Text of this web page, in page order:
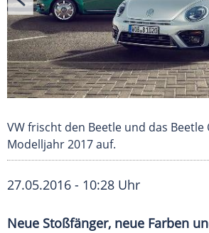
VW frischt den Beetle und das Beetle
Modelljahr 2017 auf.
27.05.2016 - 10:28 Uhr
Neue Stoßfänger, neue Farben